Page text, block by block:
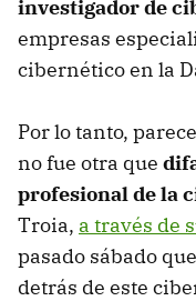
investigador de
empresas
cibernético en la
Por lo tanto,
no fue otra que
profesional de la
Troia, a través de
pasado sábado
detrás de este